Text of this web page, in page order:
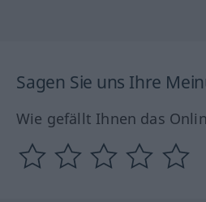
Sagen Sie uns Ihre
Wie gefällt Ihnen das